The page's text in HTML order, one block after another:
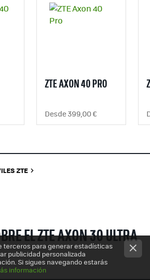
ZTE AXON 40 PRO
Desde 399,00 €
ZTE
EL ZTE AXON 30 ULTRA
terceros para generar estadísticas
publicidad personalizada
Si sigues navegando estarás
información